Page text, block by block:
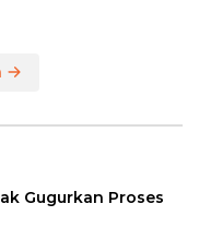
Gugurkan Proses